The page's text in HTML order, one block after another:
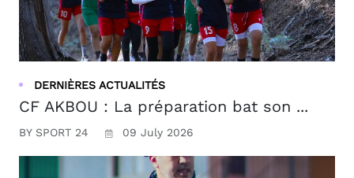
DERNIÈRES ACTUALITÉS
CF AKBOU : La préparation bat son ...
BY SPORT 24 09 July 2026